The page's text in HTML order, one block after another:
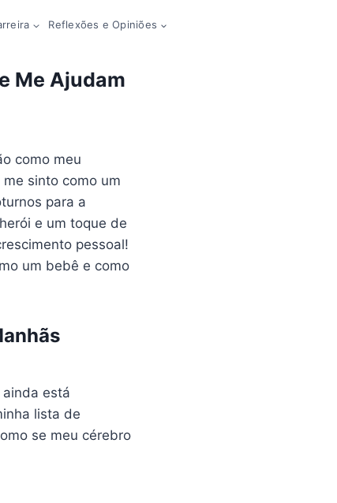
Reflexões e Opiniões
Me Ajudam
como meu
sinto como um
para a
e um toque de
pessoal!
um bebê e como
está
lista de
se meu cérebro